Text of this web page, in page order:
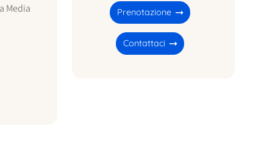
Media Prenotazione
Contattaci